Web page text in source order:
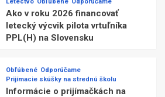
Letectvo Obľúbené Odporúčame
Ako v roku 2026 financovať
letecký výcvik pilota vrtuľníka
PPL(H) na Slovensku
Obľúbené Odporúčame
Prijímacie skúšky na strednú školu
Informácie o prijímačkách na